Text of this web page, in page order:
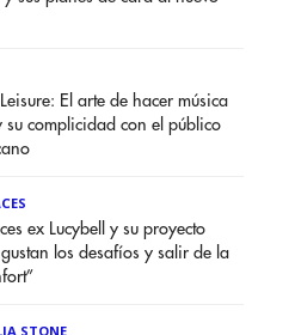
El arte de hacer música
su complicidad con el público
ex Lucybell y su proyecto
los desafíos y salir de la
STONE